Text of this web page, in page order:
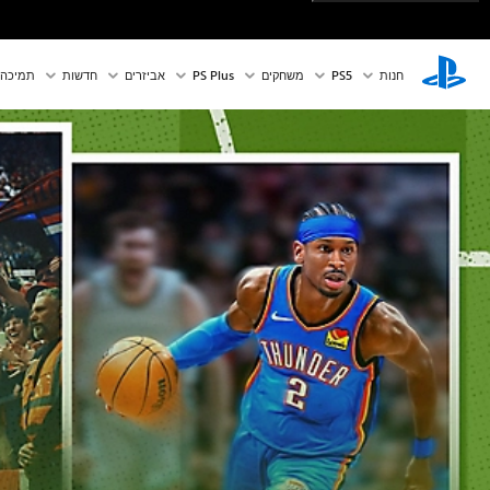
חנות PS5‏ משחקים PS Plus אביזרים חדשות תמיכה